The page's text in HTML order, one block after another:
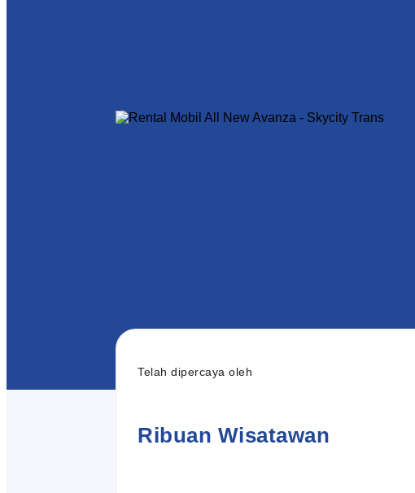
Telah dipercaya oleh
Ribuan Wisatawan